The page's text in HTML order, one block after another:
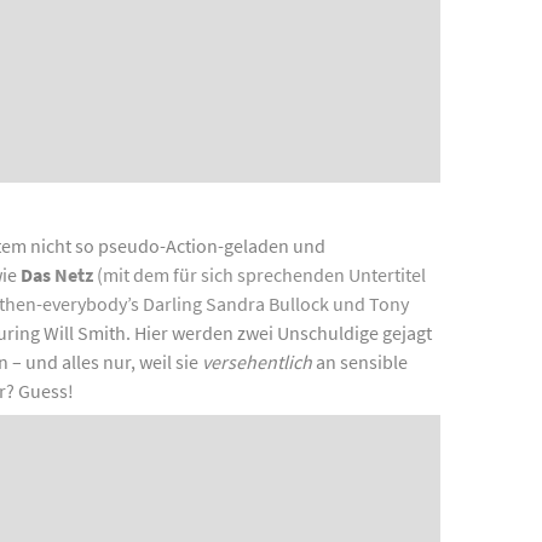
nicht so pseudo-Action-geladen und
Das Netz (mit dem für sich sprechenden Untertitel
everybody’s Darling Sandra Bullock und Tony
Will Smith. Hier werden zwei Unschuldige gejagt
– und alles nur, weil sie versehentlich an sensible
Guess!